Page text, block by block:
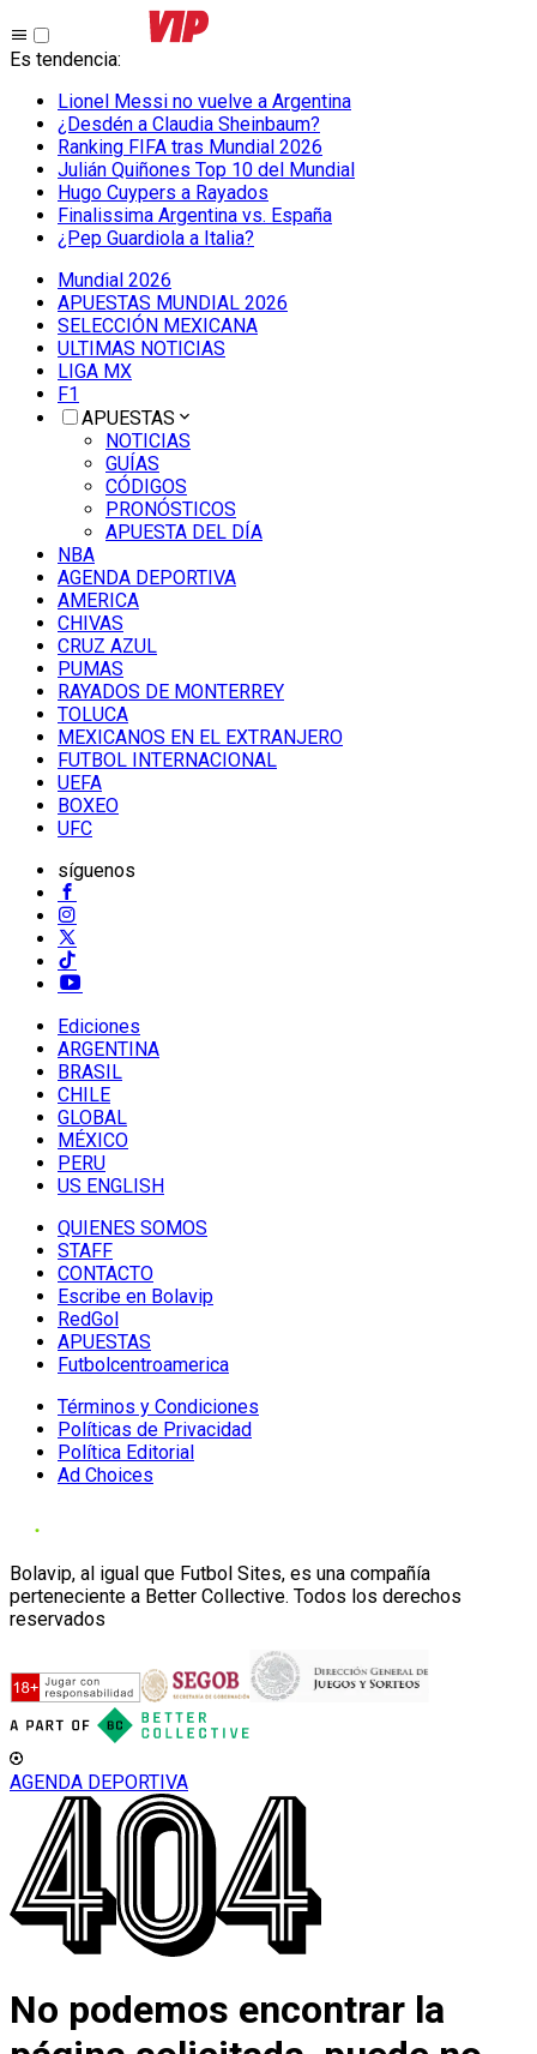
Es tendencia:
Lionel Messi no vuelve a Argentina
¿Desdén a Claudia Sheinbaum?
Ranking FIFA tras Mundial 2026
Julián Quiñones Top 10 del Mundial
Hugo Cuypers a Rayados
Finalissima Argentina vs. España
¿Pep Guardiola a Italia?
Mundial 2026
APUESTAS MUNDIAL 2026
SELECCIÓN MEXICANA
ULTIMAS NOTICIAS
LIGA MX
F1
APUESTAS
NOTICIAS
GUÍAS
CÓDIGOS
PRONÓSTICOS
APUESTA DEL DÍA
NBA
AGENDA DEPORTIVA
AMERICA
CHIVAS
CRUZ AZUL
PUMAS
RAYADOS DE MONTERREY
TOLUCA
MEXICANOS EN EL EXTRANJERO
FUTBOL INTERNACIONAL
UEFA
BOXEO
UFC
síguenos
Ediciones
ARGENTINA
BRASIL
CHILE
GLOBAL
MÉXICO
PERU
US ENGLISH
QUIENES SOMOS
STAFF
CONTACTO
Escribe en Bolavip
RedGol
APUESTAS
Futbolcentroamerica
Términos y Condiciones
Políticas de Privacidad
Política Editorial
Ad Choices
Bolavip, al igual que Futbol Sites, es una compañía
perteneciente a Better Collective. Todos los derechos
reservados
AGENDA DEPORTIVA
No podemos encontrar la